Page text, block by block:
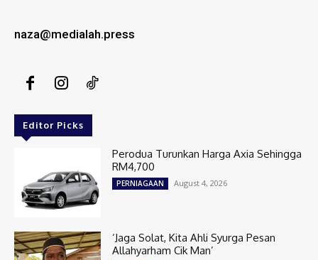
naza@medialah.press
Editor Picks
Perodua Turunkan Harga Axia Sehingga
RM4,700
PERNIAGAAN August 4, 2026
‘Jaga Solat, Kita Ahli Syurga Pesan
Allahyarham Cik Man’